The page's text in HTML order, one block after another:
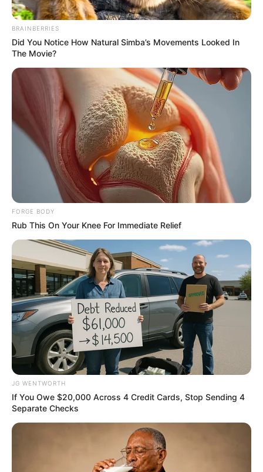
เข้าสู่เดือนที่สองของปี 2566 นั่นก็คือเดือนกุมภาพันธ์ ที่มาพร้อมกับ
เทศกาลแห่งความรัก จึงอยากขอพาแฟนๆชาว MThai มาเช็กดวง
เรียกความมั่นใจกันหน่อย กับอาจารย์เมญ่า ที่จัดมาให้ครบทั้ง 7 วัน
เกิด สำหรับดวงการงาน การเงิน สุขภาพและความรัก
ดูดวง/ เช็กดวงเดือนกุมภาพันธ์ กับ อ.เมญ่า งาน เงิน สุขภาพ
ความรัก จัดให้ครบ
|
31 ม.ค. 2023
เข้าสู่เดือนที่สองของปี 2566 นั่นก็คือเดือนกุมภาพันธ์
ที่มาพร้อมกับเทศกาลแห่งความรัก จึงอยากขอพาแฟนๆ
ชาว MThai มาเช็กดวงเรียกความมั่นใจกันหน่อย กับ
อาจารย์เมญ่า ที่จัดมาให้ครบทั้ง 7 วันเกิด สำหรับดวง
การงาน การเงิน สุขภาพและความรัก
BRAINBERRIES
Did You Notice How Natural Simba’s Movements Looked In
The Movie?
FORGE BODY
Rub This On Your Knee For Immediate Relief
JG WENTWORTH
If You Owe $20,000 Across 4 Credit Cards, Stop Sending 4
Separate Checks